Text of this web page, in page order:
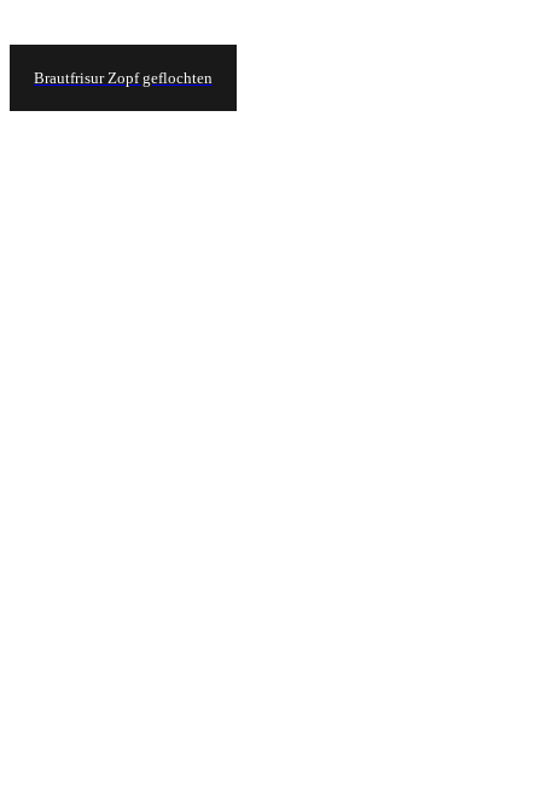
Brautfrisur Zopf geflochten